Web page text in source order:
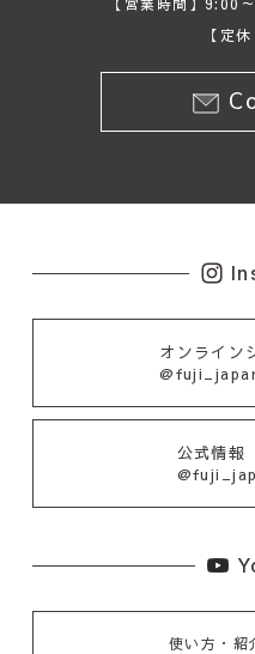
【営業時間】
【定
オンライン
公式情報
使い方・紹